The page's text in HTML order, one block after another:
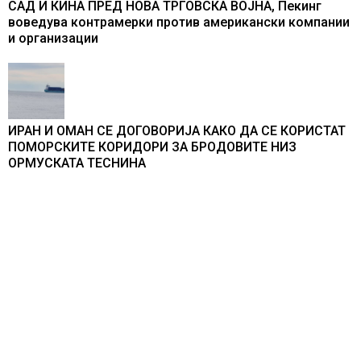
САД И КИНА ПРЕД НОВА ТРГОВСКА ВОЈНА, Пекинг
воведува контрамерки против американски компании
и организации
ИРАН И ОМАН СЕ ДОГОВОРИЈА КАКО ДА СЕ КОРИСТАТ
ПОМОРСКИТЕ КОРИДОРИ ЗА БРОДОВИТЕ НИЗ
ОРМУСКАТА ТЕСНИНА